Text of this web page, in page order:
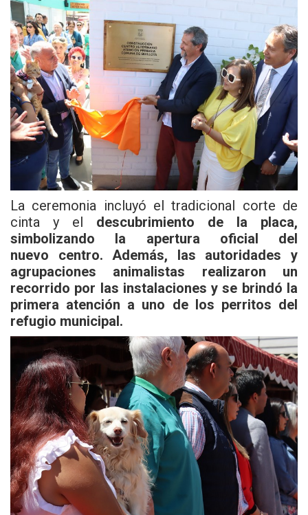
La ceremonia incluyó el tradicional corte de
cinta y el descubrimiento de la placa,
simbolizando la apertura oficial del
nuevo centro. Además, las autoridades y
agrupaciones animalistas realizaron un
recorrido por las instalaciones y se brindó la
primera atención a uno de los perritos del
refugio municipal.